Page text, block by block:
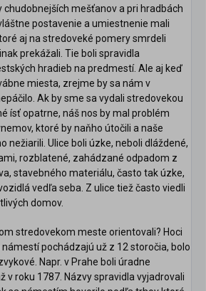
chudobnejších mešťanov a pri hradbách
postavenie a umiestnenie mali
aj na stredoveké pomery smrdeli
prekážali. Tie boli spravidla
hradieb na predmestí. Ale aj keď
miesta, zrejme by sa nám v
Ak by sme sa vydali stredovekou
ísť opatrne, náš nos by mal problém
ktoré by naňho útočili a naše
nežiarili. Ulice boli úzke, neboli dláždené,
rozblatené, zahádzané odpadom z
stavebného materiálu, často tak úzke,
vedľa seba. Z ulice tiež často viedli
domov.
stredovekom meste orientovali? Hoci
pochádzajú už z 12 storočia, bolo
Napr. v Prahe boli úradne
v roku 1787. Názvy spravidla vyjadrovali